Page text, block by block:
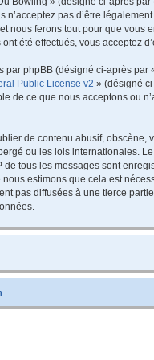
n’acceptez pas d’être
nous ferons tout pour que
été effectués, vous acceptez
par phpBB (désigné ci-après
Public License v2 » (désigné
de ce que nous acceptons ou
de contenu abusif,
ou les lois internationales.
de tous les messages sont
nous estimons que cela est
pas diffusées à une tierce